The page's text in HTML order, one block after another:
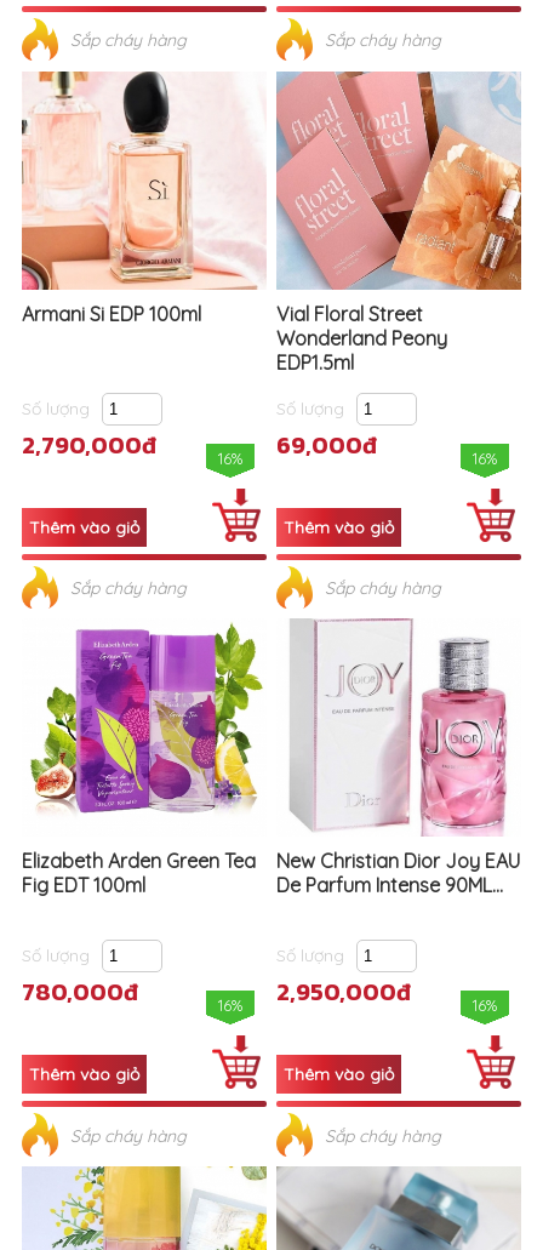
Armani Si EDP 100ml
Số lượng
2,790,000đ
Sắp cháy hàng
Vial Floral Street
Wonderland Peony
EDP1.5ml
Số lượng
69,000đ
Sắp cháy hàng
Elizabeth Arden Green Tea
Fig EDT 100ml
780,000đ
New Christian Dior Joy EAU
De Parfum Intense 90ML...
Số lượng
2,950,000đ 16%
Sắp cháy hàng